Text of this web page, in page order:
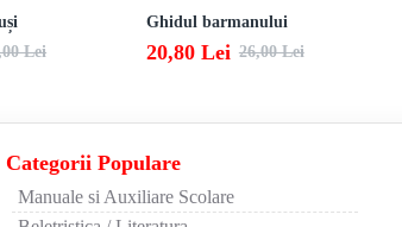
Lei
Ghidul barmanului
20,80 Lei 26,00 Lei
Categorii Populare
Manuale si Auxiliare Scolare